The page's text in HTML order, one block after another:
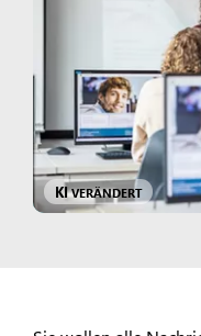
KIVERÄNDERT